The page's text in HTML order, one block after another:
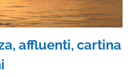
affluenti, cartina